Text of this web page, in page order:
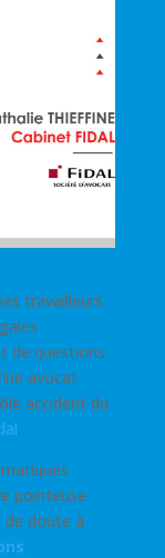
travailleurs
de questions
avocat
accident du
.
pointeuse
de doute à